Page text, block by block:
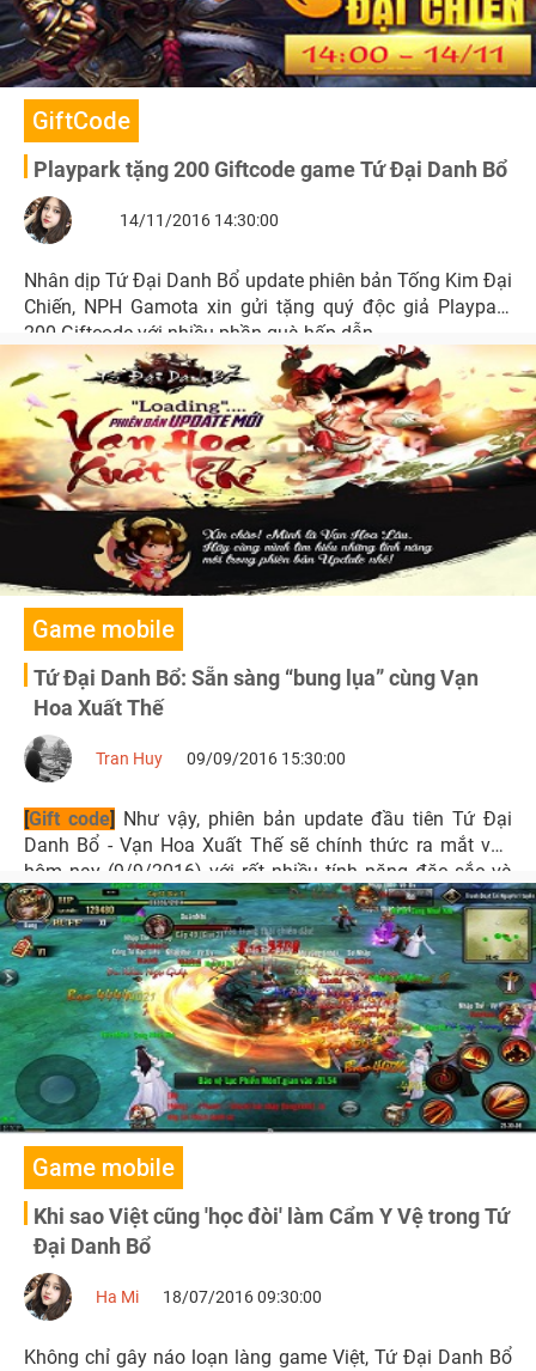
GiftCode
Playpark tặng 200 Giftcode game Tứ Đại Danh Bổ
14/11/2016 14:30:00
Nhân dịp Tứ Đại Danh Bổ update phiên bản Tống Kim Đại
Chiến, NPH Gamota xin gửi tặng quý độc giả Playpark
200 Giftcode với nhiều phần quà hấp dẫn.
Game mobile
Tứ Đại Danh Bổ: Sẵn sàng “bung lụa” cùng Vạn
Hoa Xuất Thế
Tran Huy 09/09/2016 15:30:00
[Gift code] Như vậy, phiên bản update đầu tiên Tứ Đại
Danh Bổ - Vạn Hoa Xuất Thế sẽ chính thức ra mắt vào
hôm nay (9/9/2016) với rất nhiều tính năng đặc sắc và
hấp dẫn.
Game mobile
Khi sao Việt cũng 'học đòi' làm Cẩm Y Vệ trong Tứ
Đại Danh Bổ
Ha Mi 18/07/2016 09:30:00
Không chỉ gây náo loạn làng game Việt, Tứ Đại Danh Bổ